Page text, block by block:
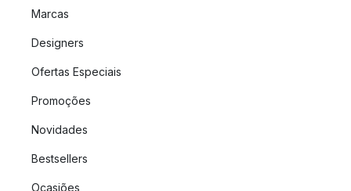
Marcas
Designers
Ofertas Especiais
Promoções
Novidades
Bestsellers
Ocasiões